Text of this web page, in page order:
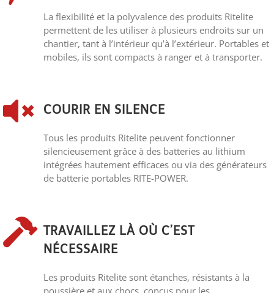
La flexibilité et la polyvalence des produits Ritelite
permettent de les utiliser à plusieurs endroits sur un
chantier, tant à l’intérieur qu’à l’extérieur. Portables et
mobiles, ils sont compacts à ranger et à transporter.
COURIR EN SILENCE
Tous les produits Ritelite peuvent fonctionner
silencieusement grâce à des batteries au lithium
intégrées hautement efficaces ou via des générateurs
de batterie portables RITE-POWER.
TRAVAILLEZ LÀ OÙ C’EST
NÉCESSAIRE
Les produits Ritelite sont étanches, résistants à la
poussière et aux chocs, conçus pour les